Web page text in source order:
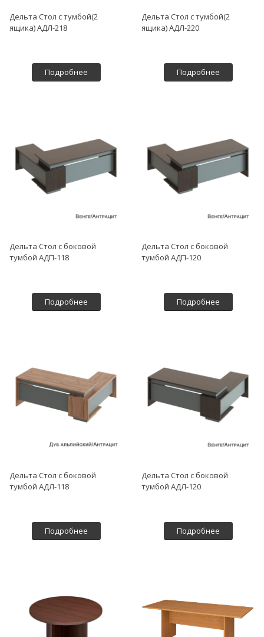
Дельта Стол с тумбой(2
ящика) АДЛ-218
Подробнее
Дельта Стол с тумбой(2
ящика) АДЛ-220
Подробнее
Дельта Стол с боковой
тумбой АДП-118
Подробнее
Дельта Стол с боковой
тумбой АДП-120
Подробнее
Дельта Стол с боковой
тумбой АДЛ-118
Подробнее
Дельта Стол с боковой
тумбой АДЛ-120
Подробнее